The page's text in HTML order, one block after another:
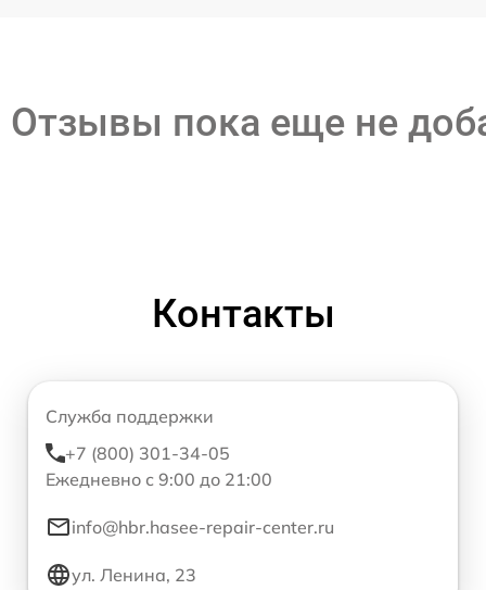
Отзывы пока еще не
Контакты
Служба поддержки
+7 (800) 301-34-05
Ежедневно с 9:00 до 21:00
info@hbr.hasee-repair-center.ru
ул. Ленина, 23